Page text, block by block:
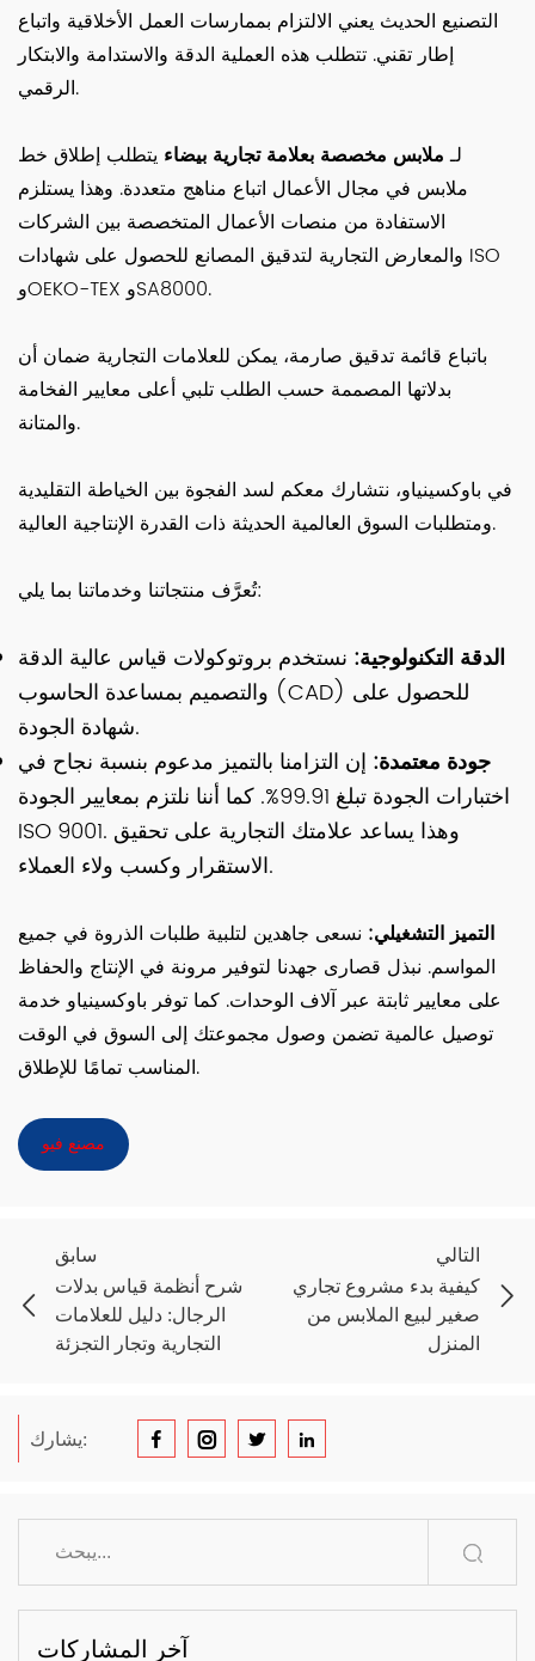
التصنيع الحديث يعني الالتزام بممارسات العمل الأخلاقية واتباع
إطار تقني. تتطلب هذه العملية الدقة والاستدامة والابتكار
الرقمي.
لـملابس مخصصة بعلامة تجارية بيضاء يتطلب إطلاق خط
ملابس في مجال الأعمال اتباع مناهج متعددة. وهذا يستلزم
الاستفادة من منصات الأعمال المتخصصة بين الشركات
والمعارض التجارية لتدقيق المصانع للحصول على شهادات ISO
وOEKO-TEX وSA8000.
باتباع قائمة تدقيق صارمة، يمكن للعلامات التجارية ضمان أن
بدلاتها المصممة حسب الطلب تلبي أعلى معايير الفخامة
والمتانة.
في باوكسينياو، نتشارك معكم لسد الفجوة بين الخياطة التقليدية
ومتطلبات السوق العالمية الحديثة ذات القدرة الإنتاجية العالية.
تُعرَّف منتجاتنا وخدماتنا بما يلي:
الدقة التكنولوجية: نستخدم بروتوكولات قياس عالية الدقة
والتصميم بمساعدة الحاسوب (CAD) للحصول على
شهادة الجودة.
جودة معتمدة: إن التزامنا بالتميز مدعوم بنسبة نجاح في
اختبارات الجودة تبلغ 99.91%. كما أننا نلتزم بمعايير الجودة
ISO 9001. وهذا يساعد علامتك التجارية على تحقيق
الاستقرار وكسب ولاء العملاء.
التميز التشغيلي: نسعى جاهدين لتلبية طلبات الذروة في جميع
المواسم. نبذل قصارى جهدنا لتوفير مرونة في الإنتاج والحفاظ
على معايير ثابتة عبر آلاف الوحدات. كما توفر باوكسينياو خدمة
توصيل عالمية تضمن وصول مجموعتك إلى السوق في الوقت
المناسب تمامًا للإطلاق.
مصنع فيو
سابق
شرح أنظمة قياس بدلات
الرجال: دليل للعلامات
التجارية وتجار التجزئة
التالي
كيفية بدء مشروع تجاري
صغير لبيع الملابس من
المنزل
يشارك:
آخر المشاركات